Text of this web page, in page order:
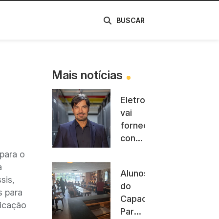
BUSCAR
o
para
Mais notícias
Eletronet
vai
fornecer
conectividade
centers
da
Scala
no RS
Alunos
do
Capacita
Pará